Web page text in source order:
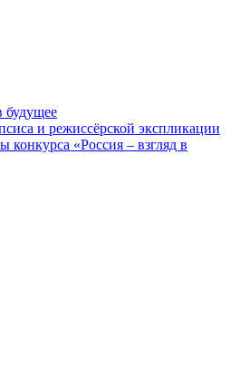
будущее
и режиссёрской экспликации
конкурса «Россия – взгляд в